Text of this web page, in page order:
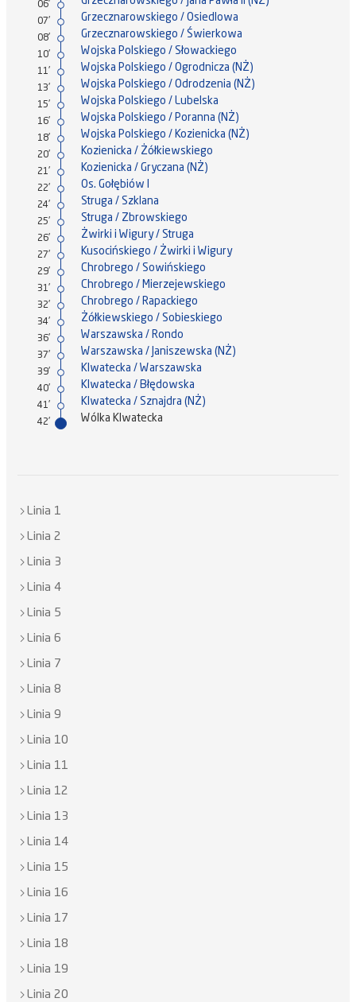
06'
07' Grzecznarowskiego / Osiedlowa
08' Grzecznarowskiego / Świerkowa
10' Wojska Polskiego / Słowackiego
11' Wojska Polskiego / Ogrodnicza (NŻ)
13' Wojska Polskiego / Odrodzenia (NŻ)
15' Wojska Polskiego / Lubelska
16' Wojska Polskiego / Poranna (NŻ)
18' Wojska Polskiego / Kozienicka (NŻ)
20' Kozienicka / Żółkiewskiego
21' Kozienicka / Gryczana (NŻ)
22' Os. Gołębiów I
24' Struga / Szklana
25' Struga / Zbrowskiego
26' Żwirki i Wigury / Struga
27' Kusocińskiego / Żwirki i Wigury
29' Chrobrego / Sowińskiego
31' Chrobrego / Mierzejewskiego
32' Chrobrego / Rapackiego
34' Żółkiewskiego / Sobieskiego
36' Warszawska / Rondo
37' Warszawska / Janiszewska (NŻ)
39' Klwatecka / Warszawska
40' Klwatecka / Błędowska
41' Klwatecka / Sznajdra (NŻ)
42' Wólka Klwatecka
Linia 1
Linia 2
Linia 3
Linia 4
Linia 5
Linia 6
Linia 7
Linia 8
Linia 9
Linia 10
Linia 11
Linia 12
Linia 13
Linia 14
Linia 15
Linia 16
Linia 17
Linia 18
Linia 19
Linia 20